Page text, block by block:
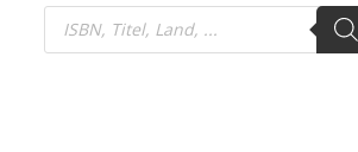
Products
search